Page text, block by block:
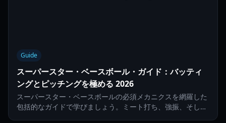
Guide
スーパースター・ベースボール・ガイド：バッティ
ングとピッチングを極める 2026
スーパースター・ベースボールの必須メカニクスを網羅した
包括的なガイドで学びましょう。ミート打ち、強振、そして